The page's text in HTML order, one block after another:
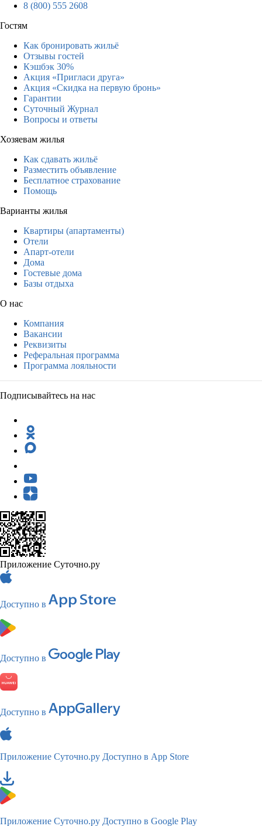
8 (800) 555 2608
Гостям
Как бронировать жильё
Отзывы гостей
Кэшбэк 30%
Акция «Пригласи друга»
Акция «Скидка на первую бронь»
Гарантии
Суточный Журнал
Вопросы и ответы
Хозяевам жилья
Как сдавать жильё
Разместить объявление
Бесплатное страхование
Помощь
Варианты жилья
Квартиры (апартаменты)
Отели
Апарт-отели
Дома
Гостевые дома
Базы отдыха
О нас
Компания
Вакансии
Реквизиты
Реферальная программа
Программа лояльности
Подписывайтесь на нас
Приложение Суточно.ру
Доступно в
Доступно в
Доступно в
Приложение Суточно.ру Доступно в App Store
Приложение Суточно.ру Доступно в Google Play